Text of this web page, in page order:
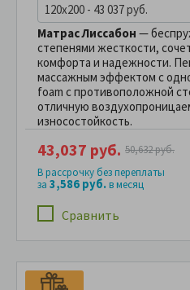
120x200 - 43 037 руб.
Матрас Лиссабон —
степенями жесткости,
комфорта и надежности.
массажным эффектом с
foam с противоположной
отличную
износостойкость.
Сравнить
43,037 руб. 50,632 руб.
В рассрочку без переплаты
за 3,586 руб.в месяц